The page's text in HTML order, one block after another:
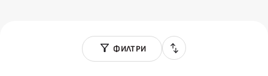
ФИЛТРИ